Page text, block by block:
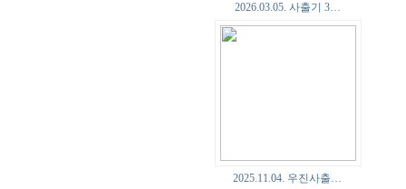
2026.03.05. 사출기 3…
2025.11.04. 우진사출…